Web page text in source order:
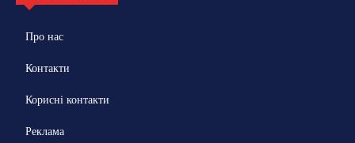
Про нас
Контакти
Корисні контакти
Реклама